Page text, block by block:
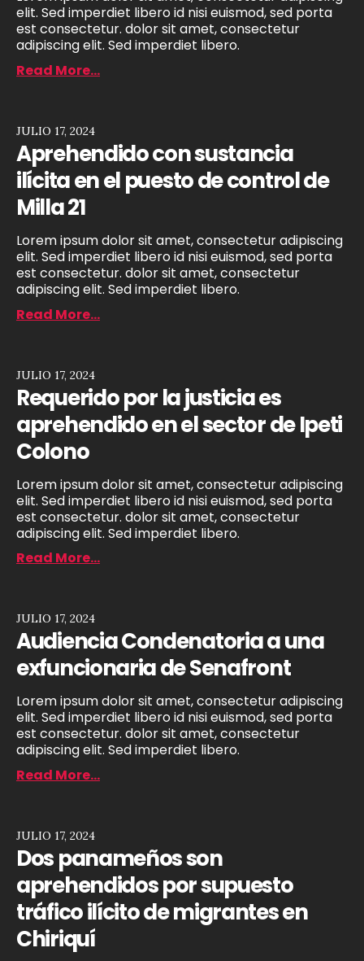
elit. Sed imperdiet libero id nisi euismod, sed porta
est consectetur. dolor sit amet, consectetur
adipiscing elit. Sed imperdiet libero.
Read More...
Aprehendido con sustancia
ilícita en el puesto de control de
Milla 21
Lorem ipsum dolor sit amet, consectetur adipiscing
elit. Sed imperdiet libero id nisi euismod, sed porta
est consectetur. dolor sit amet, consectetur
adipiscing elit. Sed imperdiet libero.
JULIO 17, 2024
Read More...
Requerido por la justicia es
aprehendido en el sector de Ipeti
Colono
Lorem ipsum dolor sit amet, consectetur adipiscing
elit. Sed imperdiet libero id nisi euismod, sed porta
est consectetur. dolor sit amet, consectetur
adipiscing elit. Sed imperdiet libero.
JULIO 17, 2024
Read More...
Audiencia Condenatoria a una
exfuncionaria de Senafront
Lorem ipsum dolor sit amet, consectetur adipiscing
elit. Sed imperdiet libero id nisi euismod, sed porta
est consectetur. dolor sit amet, consectetur
adipiscing elit. Sed imperdiet libero.
JULIO 17, 2024
Read More...
Dos panameños son
aprehendidos por supuesto
tráfico ilícito de migrantes en
Chiriquí
JULIO 17, 2024